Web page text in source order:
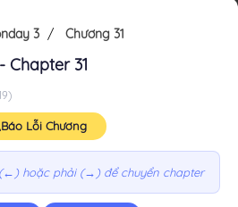
3 Chương 31
- Chapter 31
Báo Lỗi Chương
hoặc phải (→) để chuyển chapter